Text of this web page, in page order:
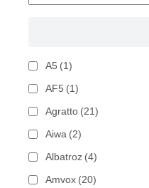
A5 (1)
AF5 (1)
Agratto (21)
Aiwa (2)
Albatroz (4)
Amvox (20)